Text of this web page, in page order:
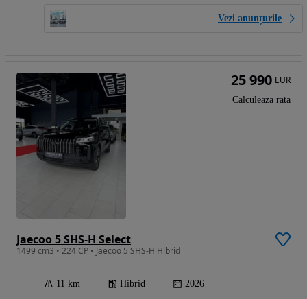
Vezi anunțurile
Jaecoo 5 SHS-H Select
1499 cm3 • 224 CP • Jaecoo 5 SHS-H Hibrid
11 km Hibrid 2026
25 990 EUR
Calculeaza rata